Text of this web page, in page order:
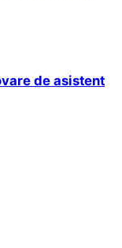
de asistent